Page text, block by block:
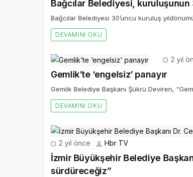
Bağcılar Belediyesi,
Bağcılar Belediyesi 30’uncu kuruluş
DEVAMINI OKU
2 yıl
Gemlik’te ‘engelsiz’ panayır
Gemlik Belediye Başkanı Şükrü Deviren,
DEVAMINI OKU
2 yıl önce Hbr TV
İzmir Büyükşehir Belediye
sürdüreceğiz”